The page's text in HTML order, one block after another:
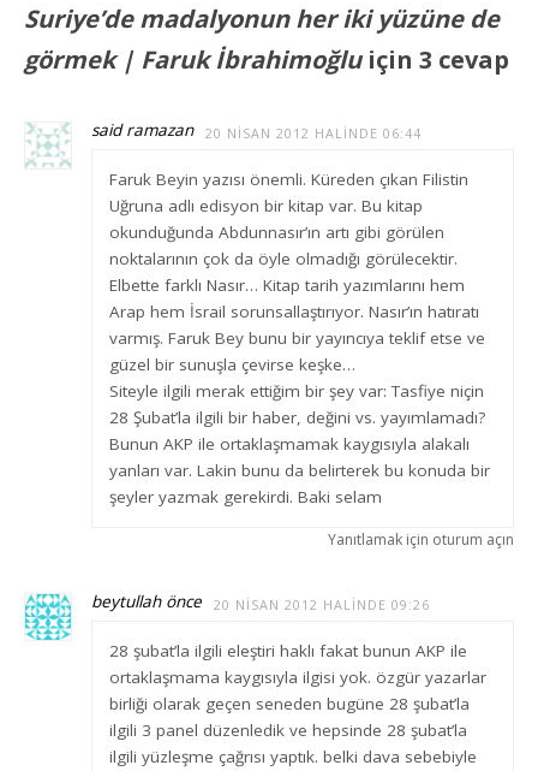
Suriye’de madalyonun her iki yüzüne de
görmek | Faruk İbrahimoğluiçin 3 cevap
said ramazan 20 NISAN 2012 HALINDE 06:44
Faruk Beyin yazısı önemli. Küreden çıkan Filistin
Uğruna adlı edisyon bir kitap var. Bu kitap
okunduğunda Abdunnasır’ın artı gibi görülen
noktalarının çok da öyle olmadığı görülecektir.
Elbette farklı Nasır… Kitap tarih yazımlarını hem
Arap hem İsrail sorunsallaştırıyor. Nasır’ın hatıratı
varmış. Faruk Bey bunu bir yayıncıya teklif etse ve
güzel bir sunuşla çevirse keşke…
Siteyle ilgili merak ettiğim bir şey var: Tasfiye niçin
28 Şubat’la ilgili bir haber, değini vs. yayımlamadı?
Bunun AKP ile ortaklaşmamak kaygısıyla alakalı
yanları var. Lakin bunu da belirterek bu konuda bir
şeyler yazmak gerekirdi. Baki selam
Yanıtlamak için oturum açın
beytullah önce 20 NISAN 2012 HALINDE 09:26
28 şubat’la ilgili eleştiri haklı fakat bunun AKP ile
ortaklaşmama kaygısıyla ilgisi yok. özgür yazarlar
birliği olarak geçen seneden bugüne 28 şubat’la
ilgili 3 panel düzenledik ve hepsinde 28 şubat’la
ilgili yüzleşme çağrısı yaptık. belki dava sebebiyle